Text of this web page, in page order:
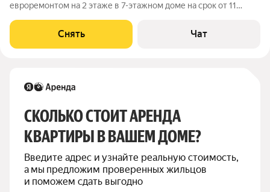
евроремонтом на 2 этаже в 7-этажном доме на срок от 11
Холодильник Кондиционер Дом - монолитный, окна выходят
во двор. Во дворе есть
Снять Чат
СКОЛЬКО СТОИТ АРЕНДА
КВАРТИРЫ В ВАШЕМ ДОМЕ?
Введите адрес и узнайте реальную стоимость,
а мы предложим проверенных жильцов
и поможем сдать выгодно